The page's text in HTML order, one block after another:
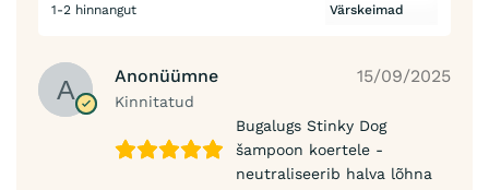
1-2 hinnangut
Anonüümne
Kinnitatud
15/09/2025
Bugalugs Stinky Dog
šampoon koertele -
neutraliseerib halva lõhna